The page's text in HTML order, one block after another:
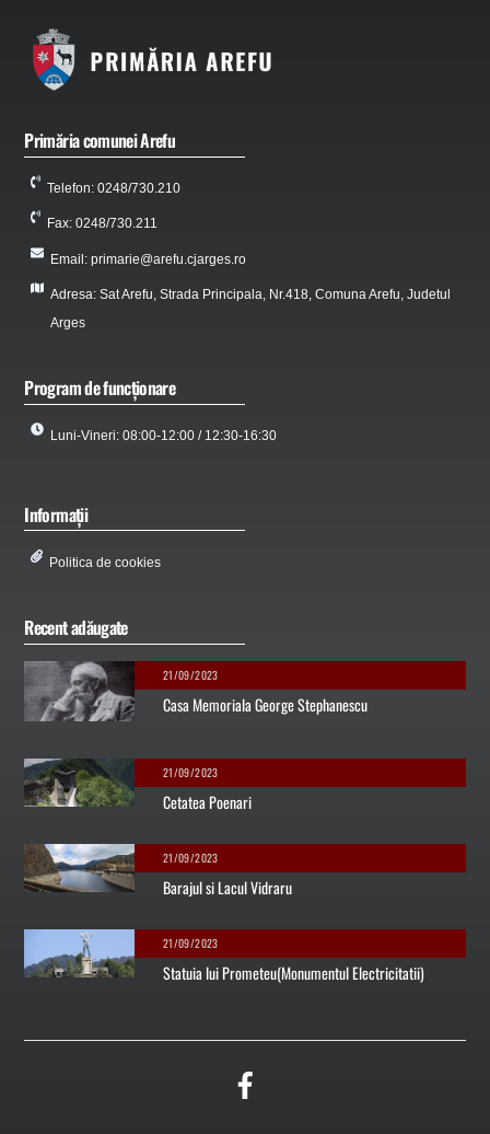
Primăria comunei Arefu
Telefon: 0248/730.210
Fax: 0248/730.211
Email: primarie@arefu.cjarges.ro
Adresa: Sat Arefu, Strada Principala, Nr.418, Comuna Arefu, Judetul
Arges
Program de funcționare
Luni-Vineri: 08:00-12:00 / 12:30-16:30
Informații
Politica de cookies
Recent adăugate
21/09/2023
Casa Memoriala George Stephanescu
21/09/2023
Cetatea Poenari
21/09/2023
Barajul si Lacul Vidraru
21/09/2023
Statuia lui Prometeu(Monumentul Electricitatii)